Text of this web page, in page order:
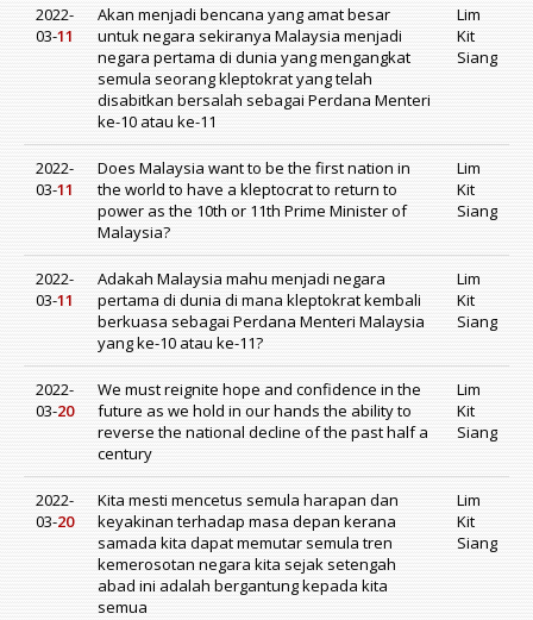
2022-
03-11
Akan menjadi bencana yang amat besar
untuk negara sekiranya Malaysia menjadi
negara pertama di dunia yang mengangkat
semula seorang kleptokrat yang telah
disabitkan bersalah sebagai Perdana Menteri
ke-10 atau ke-11
Lim
Kit
Siang
2022-
03-11
Does Malaysia want to be the first nation in
the world to have a kleptocrat to return to
power as the 10th or 11th Prime Minister of
Malaysia?
Lim
Kit
Siang
2022-
03-11
Adakah Malaysia mahu menjadi negara
pertama di dunia di mana kleptokrat kembali
berkuasa sebagai Perdana Menteri Malaysia
yang ke-10 atau ke-11?
Lim
Kit
Siang
2022-
03-20
We must reignite hope and confidence in the
future as we hold in our hands the ability to
reverse the national decline of the past half a
century
Lim
Kit
Siang
2022-
03-20
Kita mesti mencetus semula harapan dan
keyakinan terhadap masa depan kerana
samada kita dapat memutar semula tren
kemerosotan negara kita sejak setengah
abad ini adalah bergantung kepada kita
semua
Lim
Kit
Siang